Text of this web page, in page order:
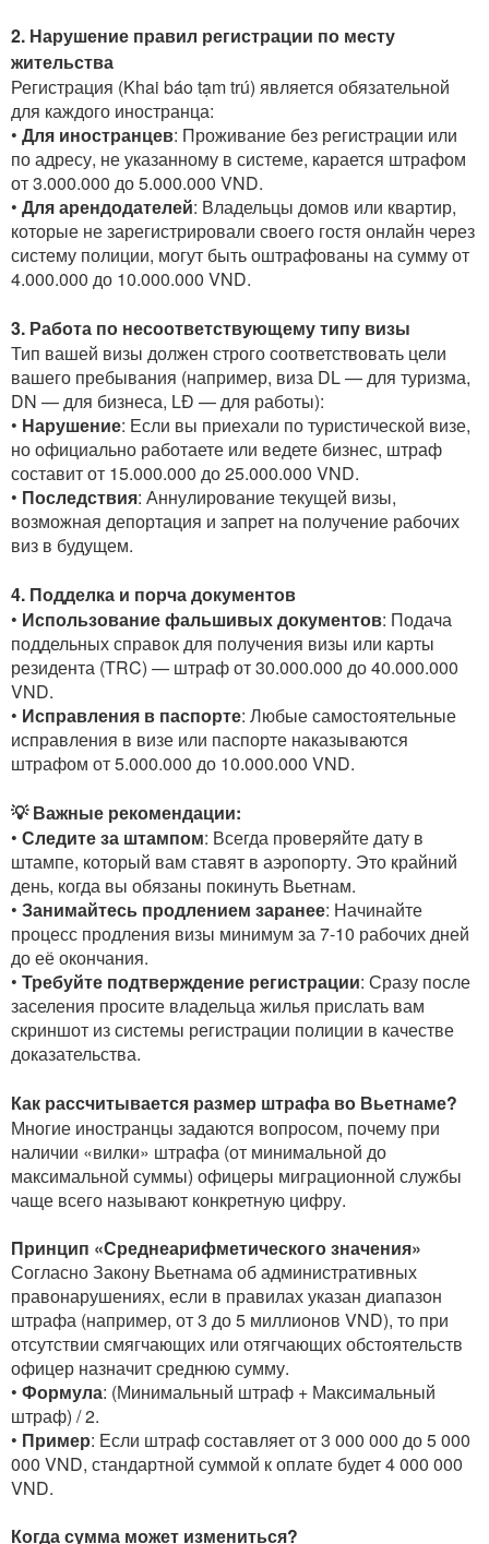
2. Нарушение правил регистрации по месту
жительства
Регистрация (Khai báo tạm trú) является обязательной
для каждого иностранца:
• Для иностранцев: Проживание без регистрации или
по адресу, не указанному в системе, карается штрафом
от 3.000.000 до 5.000.000 VND.
• Для арендодателей: Владельцы домов или квартир,
которые не зарегистрировали своего гостя онлайн через
систему полиции, могут быть оштрафованы на сумму от
4.000.000 до 10.000.000 VND.
3. Работа по несоответствующему типу визы
Тип вашей визы должен строго соответствовать цели
вашего пребывания (например, виза DL — для туризма,
DN — для бизнеса, LĐ — для работы):
• Нарушение: Если вы приехали по туристической визе,
но официально работаете или ведете бизнес, штраф
составит от 15.000.000 до 25.000.000 VND.
• Последствия: Аннулирование текущей визы,
возможная депортация и запрет на получение рабочих
виз в будущем.
4. Подделка и порча документов
• Использование фальшивых документов: Подача
поддельных справок для получения визы или карты
резидента (TRC) — штраф от 30.000.000 до 40.000.000
VND.
• Исправления в паспорте: Любые самостоятельные
исправления в визе или паспорте наказываются
штрафом от 5.000.000 до 10.000.000 VND.
💡 Важные рекомендации:
• Следите за штампом: Всегда проверяйте дату в
штампе, который вам ставят в аэропорту. Это крайний
день, когда вы обязаны покинуть Вьетнам.
• Занимайтесь продлением заранее: Начинайте
процесс продления визы минимум за 7-10 рабочих дней
до её окончания.
• Требуйте подтверждение регистрации: Сразу после
заселения просите владельца жилья прислать вам
скриншот из системы регистрации полиции в качестве
доказательства.
Как рассчитывается размер штрафа во Вьетнаме?
Многие иностранцы задаются вопросом, почему при
наличии «вилки» штрафа (от минимальной до
максимальной суммы) офицеры миграционной службы
чаще всего называют конкретную цифру.
Принцип «Среднеарифметического значения»
Согласно Закону Вьетнама об административных
правонарушениях, если в правилах указан диапазон
штрафа (например, от 3 до 5 миллионов VND), то при
отсутствии смягчающих или отягчающих обстоятельств
офицер назначит среднюю сумму.
• Формула: (Минимальный штраф + Максимальный
штраф) / 2.
• Пример: Если штраф составляет от 3 000 000 до 5 000
000 VND, стандартной суммой к оплате будет 4 000 000
VND.
Когда сумма может измениться?